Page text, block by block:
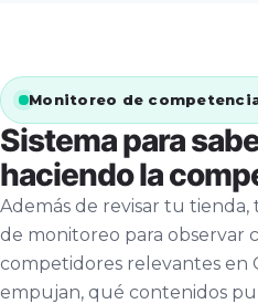
Monitoreo de
Sistema para
haciendo la
Además de revisar tu tienda,
de monitoreo para observar
competidores relevantes en
empujan, qué contenidos